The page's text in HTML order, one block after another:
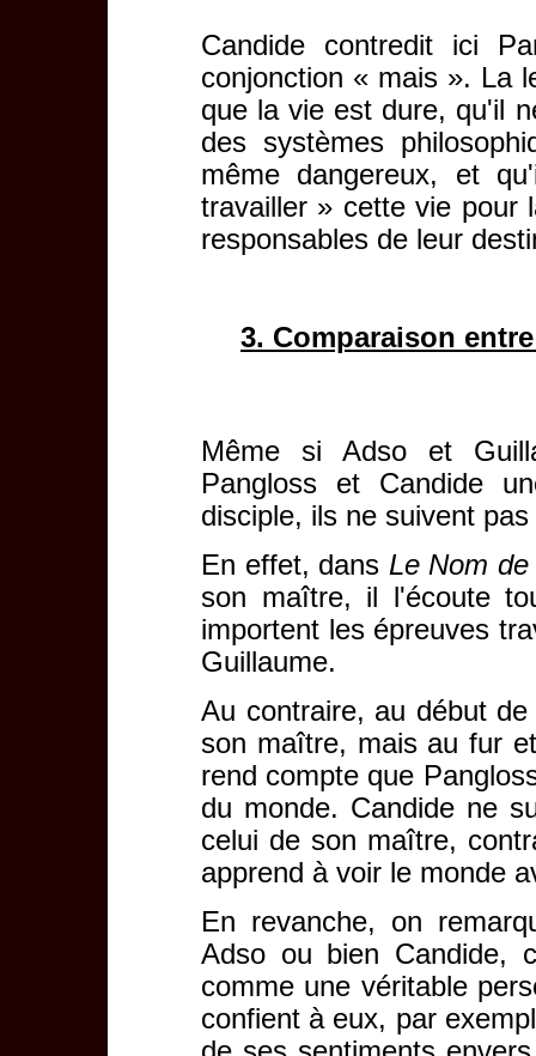
Candide contredit ici
conjonction « mais ». La
que la vie est dure, qu'il
des systèmes
même dangereux, et
travailler » cette vie pour
responsables de leur
3. Comparaison
Même si Adso et
Pangloss et Candide
disciple, ils ne suivent
En effet, dans Le Nom
son maître, il l'écoute
importent les épreuves
Guillaume.
Au contraire, au début
son maître, mais au fur
rend compte que
du monde. Candide ne
celui de son maître,
apprend à voir le monde
En revanche, on
Adso ou bien Candide,
comme une véritable
confient à eux, par